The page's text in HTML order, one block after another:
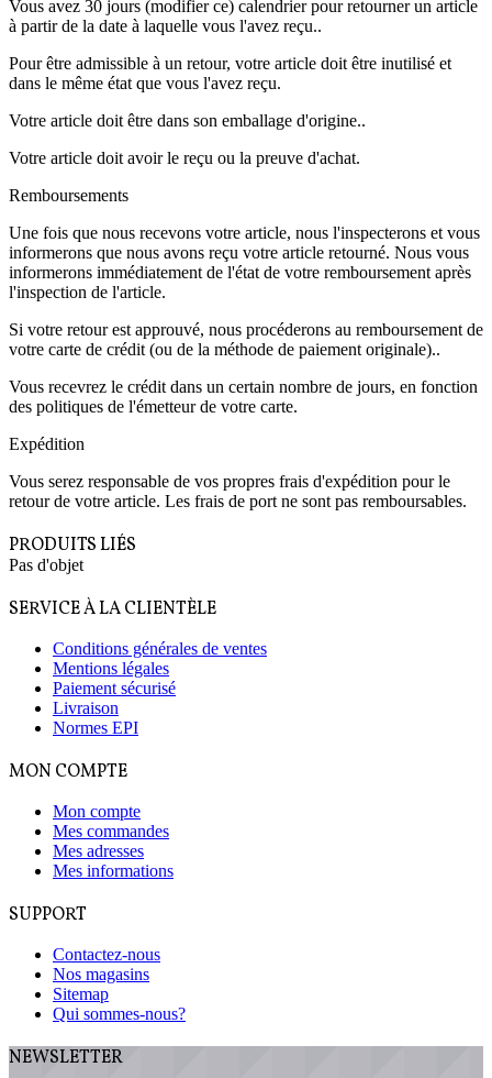
Vous avez 30 jours (modifier ce) calendrier pour retourner un article
à partir de la date à laquelle vous l'avez reçu..
Pour être admissible à un retour, votre article doit être inutilisé et
dans le même état que vous l'avez reçu.
Votre article doit être dans son emballage d'origine..
Votre article doit avoir le reçu ou la preuve d'achat.
Remboursements
Une fois que nous recevons votre article, nous l'inspecterons et vous
informerons que nous avons reçu votre article retourné. Nous vous
informerons immédiatement de l'état de votre remboursement après
l'inspection de l'article.
Si votre retour est approuvé, nous procéderons au remboursement de
votre carte de crédit (ou de la méthode de paiement originale)..
Vous recevrez le crédit dans un certain nombre de jours, en fonction
des politiques de l'émetteur de votre carte.
Expédition
Vous serez responsable de vos propres frais d'expédition pour le
retour de votre article. Les frais de port ne sont pas remboursables.
PRODUITS LIÉS
Pas d'objet
SERVICE À LA CLIENTÈLE
Conditions générales de ventes
Mentions légales
Paiement sécurisé
Livraison
Normes EPI
MON COMPTE
Mon compte
Mes commandes
Mes adresses
Mes informations
SUPPORT
Contactez-nous
Nos magasins
Sitemap
Qui sommes-nous?
NEWSLETTER